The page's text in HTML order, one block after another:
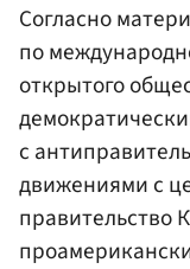
Согласно
по
открытого
с
движениями с
правительство